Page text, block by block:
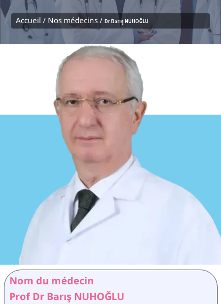
Accueil / Nos médecins /Dr Barış NUHOĞLU
Nom du médecin
Prof Dr Barış NUHOĞLU